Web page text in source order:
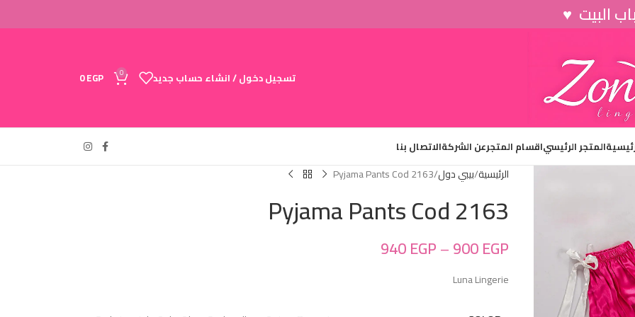
تسجيل دخول / انشاء حساب جديد 0
0EGP
المتجر الرئيسياقسام المتجرعن الشركةالاتصال بنا
الرئيسية بيبي دول Pyjama Pants Cod 2163
Pyjama Pants Cod 2163
900EGP
–
940EGP
Luna Lingerie